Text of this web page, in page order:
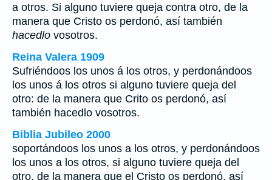
a otros. Si alguno tuviere queja contra otro, de la
manera que Cristo os perdonó, así también
hacedlo vosotros.
Reina Valera 1909
Sufriéndoos los unos á los otros, y perdonándoos
los unos á los otros si alguno tuviere queja del
otro: de la manera que Crito os perdonó, así
también hacedlo vosotros.
Biblia Jubileo 2000
soportándoos los unos a los otros, y perdonándoos
los unos a los otros, si alguno tuviere queja del
otro, de la manera que el Cristo os perdonó, así